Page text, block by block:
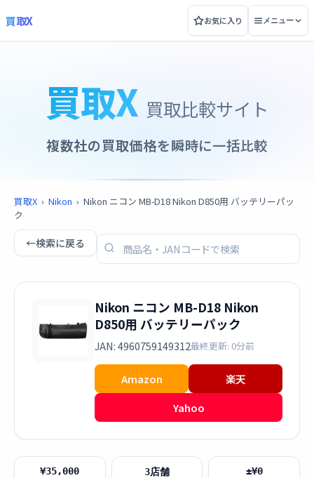
買取X お気に入り メニュー
買取X 買取比較サイト
複数社の買取価格を瞬時に一括比較
買取X › Nikon › Nikon ニコン MB-D18 Nikon D850用 バッテリーパッ
ク
←検索に戻る
Nikon ニコン MB-D18 Nikon
D850用 バッテリーパック
JAN: 4960759149312最終更新: 0分前
Amazon
楽天
Yahoo
¥35,000 3店舗 ±¥0